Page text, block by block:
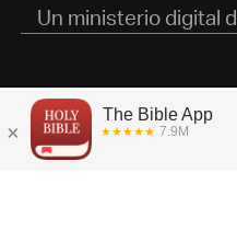
Un ministerio digital